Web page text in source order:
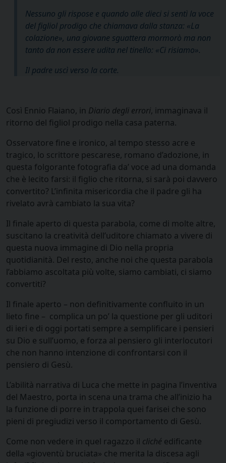
Nessuno gli rispose e quando alle dieci si sentì la voce
del figliol prodigo che chiamava dalla stanza: «La
colazione», una giovane sguattera mormorò ma non
tanto da non essere udita nel tinello: «Ci risiamo».
Il padre uscì verso la corte.
Così Ennio Flaiano, in Diario degli errori, immaginava il
ritorno del figliol prodigo nella casa paterna.
Osservatore fine e ironico, al tempo stesso acre e
tragico, lo scrittore pescarese, romano d’adozione, in
questa folgorante fotografia da’ voce ad una domanda
che è lecito farsi: il figlio che ritorna, si sarà poi davvero
convertito? L’infinita misericordia che il padre gli ha
rivelato avrà cambiato la sua vita?
Il finale aperto di questa parabola, come di molte altre,
suscitano la creatività dell’uditore chiamato a vivere di
questa nuova immagine di Dio nella propria
quotidianità. Del resto, anche noi che questa parabola
l’abbiamo ascoltata più volte, siamo cambiati, ci siamo
convertiti?
Il finale aperto – non definitivamente confluito in un
lieto fine – complica un po’ la questione per gli uditori
di ieri e di oggi portati sempre a semplificare i pensieri
su Dio e sull’uomo, e forza al pensiero gli interlocutori
che non hanno intenzione di confrontarsi con il
pensiero di Gesù.
L’abilità narrativa di Luca che mette in pagina l’inventiva
del Maestro, porta in scena una trama che all’inizio ha
la funzione di porre in trappola quei farisei che sono
pieni di pregiudizi verso il comportamento di Gesù.
Come non vedere in quel ragazzo il cliché edificante
della «gioventù bruciata» che merita la discesa agli